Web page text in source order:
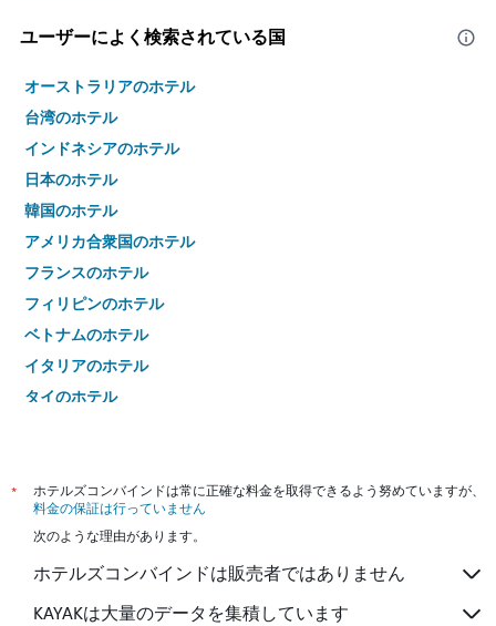
ユーザーによく検索されている国
オーストラリアのホテル
台湾のホテル
インドネシアのホテル
日本のホテル
韓国のホテル
アメリカ合衆国のホテル
フランスのホテル
フィリピンのホテル
ベトナムのホテル
イタリアのホテル
タイのホテル
*
ホテルズコンバインドは常に正確な料金を取得できるよう努めていますが、
料金の保証は行っていません
次のような理由があります。
ホテルズコンバインドは販売者ではありません
KAYAKは大量のデータを集積しています